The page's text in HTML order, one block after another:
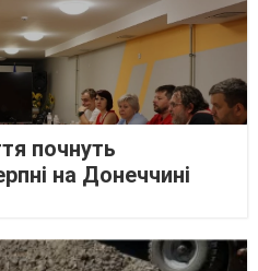
почнуть
на Донеччині